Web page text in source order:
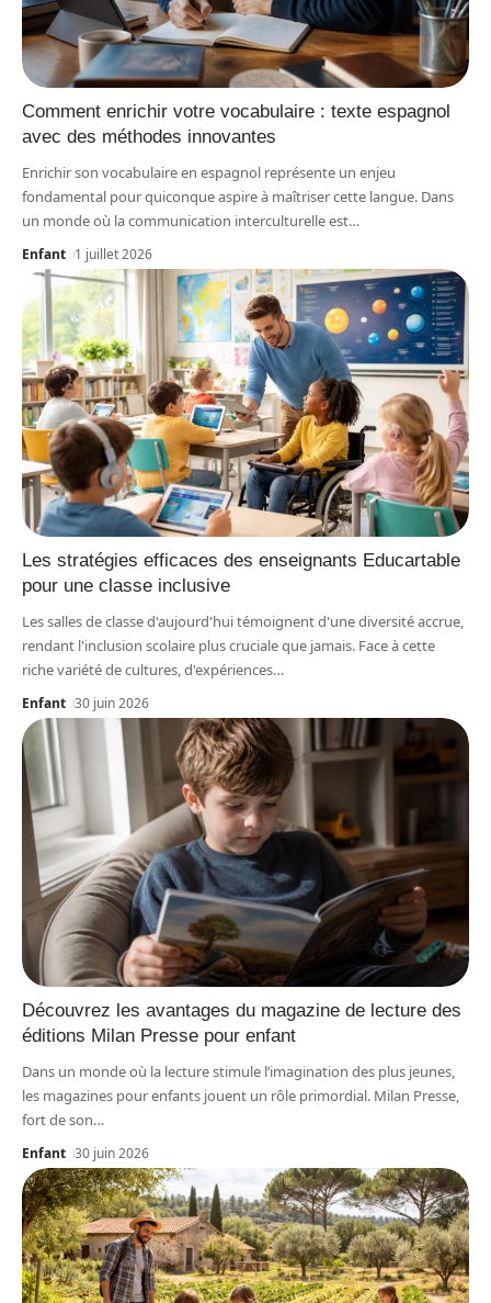
Comment enrichir votre vocabulaire : texte espagnol
avec des méthodes innovantes
Enrichir son vocabulaire en espagnol représente un enjeu
fondamental pour quiconque aspire à maîtriser cette langue. Dans
un monde où la communication interculturelle est…
Enfant 1 juillet 2026
Les stratégies efficaces des enseignants Educartable
pour une classe inclusive
Les salles de classe d'aujourd'hui témoignent d'une diversité accrue,
rendant l'inclusion scolaire plus cruciale que jamais. Face à cette
riche variété de cultures, d'expériences…
Enfant 30 juin 2026
Découvrez les avantages du magazine de lecture des
éditions Milan Presse pour enfant
Dans un monde où la lecture stimule l’imagination des plus jeunes,
les magazines pour enfants jouent un rôle primordial. Milan Presse,
fort de son…
Enfant 30 juin 2026